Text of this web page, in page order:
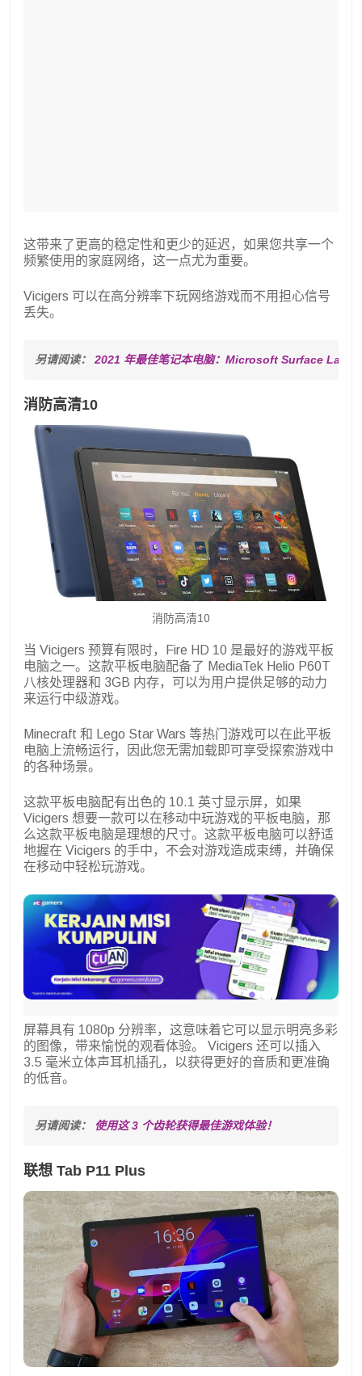
这带来了更高的稳定性和更少的延迟，如果您共享一个
频繁使用的家庭网络，这一点尤为重要。
Vicigers 可以在高分辨率下玩网络游戏而不用担心信号
丢失。
另请阅读： 2021 年最佳笔记本电脑：Microsoft Surface
消防高清10
消防高清10
当 Vicigers 预算有限时，Fire HD 10 是最好的游戏平板
电脑之一。这款平板电脑配备了 MediaTek Helio P60T
八核处理器和 3GB 内存，可以为用户提供足够的动力
来运行中级游戏。
Minecraft 和 Lego Star Wars 等热门游戏可以在此平板
电脑上流畅运行，因此您无需加载即可享受探索游戏中
的各种场景。
这款平板电脑配有出色的 10.1 英寸显示屏，如果
Vicigers 想要一款可以在移动中玩游戏的平板电脑，那
么这款平板电脑是理想的尺寸。这款平板电脑可以舒适
地握在 Vicigers 的手中，不会对游戏造成束缚，并确保
在移动中轻松玩游戏。
屏幕具有 1080p 分辨率，这意味着它可以显示明亮多彩
的图像，带来愉悦的观看体验。 Vicigers 还可以插入
3.5 毫米立体声耳机插孔，以获得更好的音质和更准确
的低音。
另请阅读： 使用这 3 个齿轮获得最佳游戏体验！
联想 Tab P11 Plus